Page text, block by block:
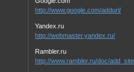
http://www.google.com/addurl/
Yandex.ru
http://webmaster.yandex.ru/
Rambler.ru
http://www.rambler.ru/doc/